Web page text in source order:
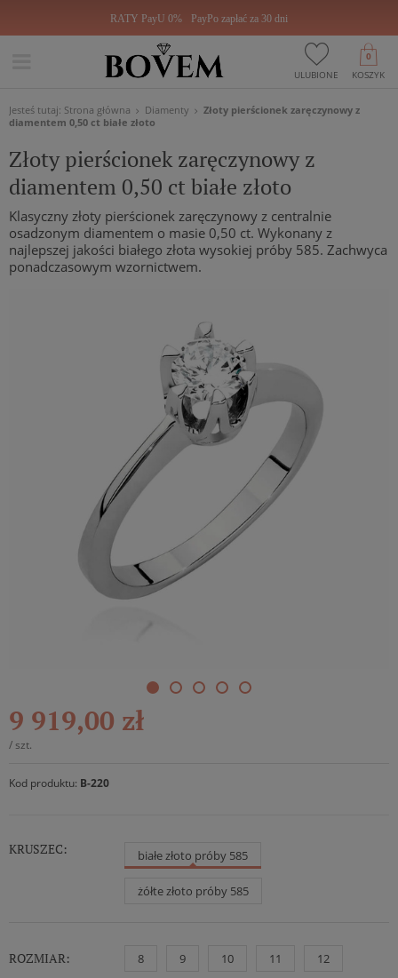
RATY PayU 0% PayPo zapłać za 30 dni
ULUBIONE KOSZYK
0
Jesteś tutaj: Strona główna Diamenty
Złoty pierścionek zaręczynowy z
diamentem 0,50 ct białe złoto
Złoty pierścionek zaręczynowy z
diamentem 0,50 ct białe złoto
Klasyczny złoty pierścionek zaręczynowy z centralnie
osadzonym diamentem o masie 0,50 ct. Wykonany z
najlepszej jakości białego złota wysokiej próby 585. Zachwyca
ponadczasowym wzornictwem.
9 919,00 zł
/ szt.
Kod produktu: B-220
KRUSZEC: białe złoto próby 585
żółte złoto próby 585
ROZMIAR: 8 9 10 11 12